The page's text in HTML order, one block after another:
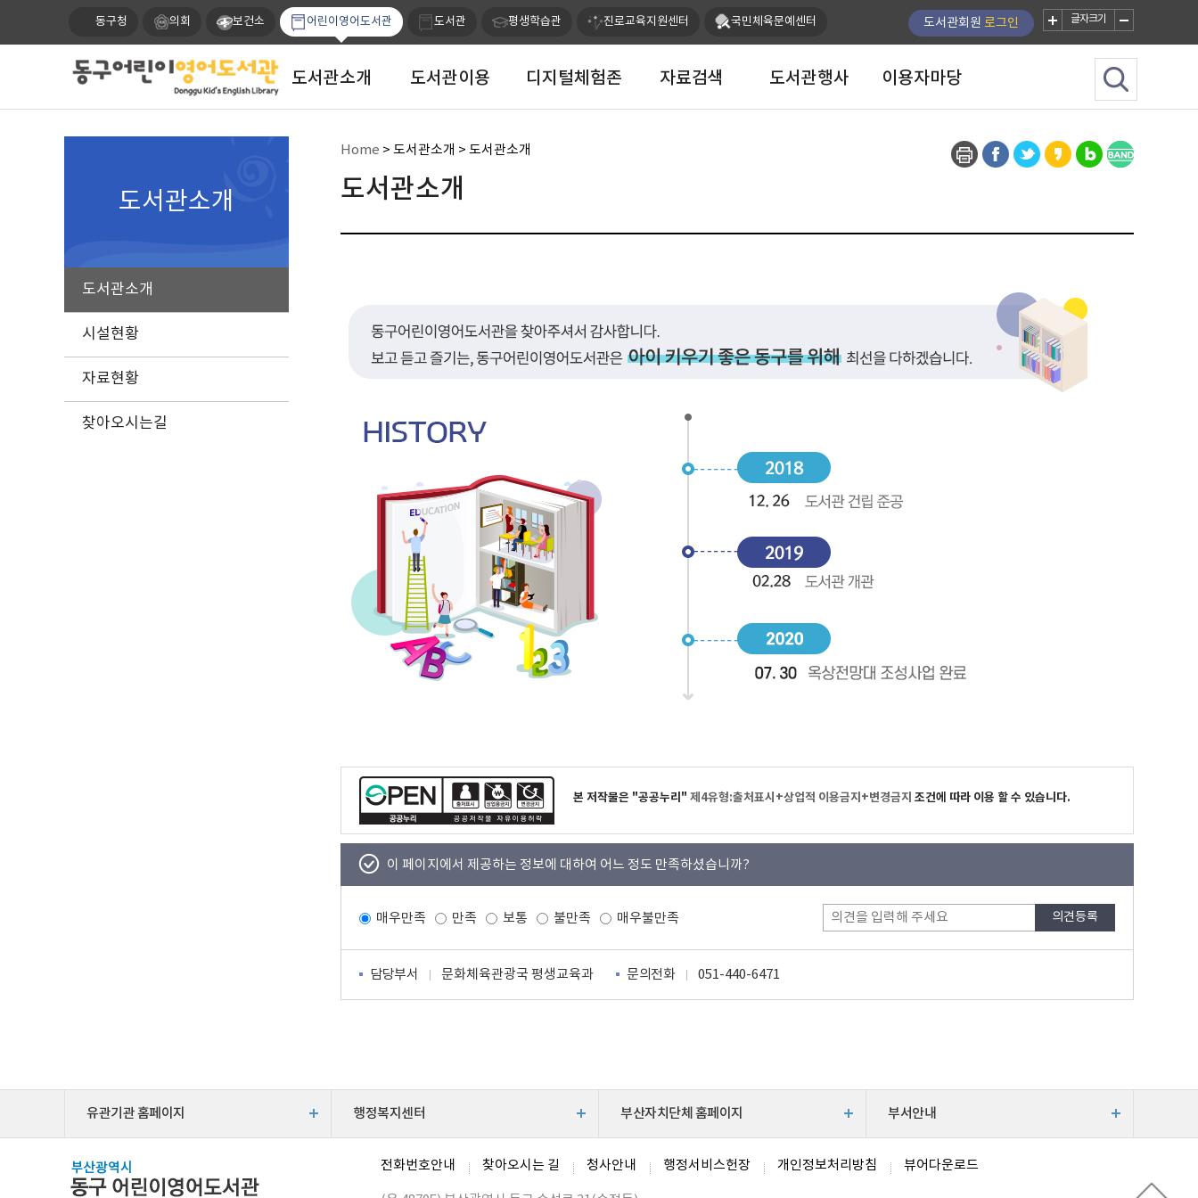
동구청 의회 보건소 어린이영어도서관 도서관 평생학습관 진로교육지원센터 국민체육문예센터 도서관회원 로그인 글자크기
도서관소개 도서관이용 디지털체험존 자료검색 도서관행사 이용자마당
도서관소개
도서관소개
시설현황
자료현황
찾아오시는길
Home > 도서관소개 > 도서관소개
도서관소개
본 저작물은 "공공누리" 제4유형:출처표시+상업적 이용금지+변경금지 조건에 따라 이용 할 수 있습니다.
이 페이지에서 제공하는 정보에 대하여 어느 정도 만족하셨습니까?
매우만족 만족 보통 불만족 매우불만족
담당부서 문화체육관광국 평생교육과 문의전화 051-440-6471
유관기관 홈페이지 행정복지센터 부산자치단체 홈페이지 부서안내
전화번호안내 찾아오시는 길 청사안내 행정서비스헌장 개인정보처리방침 뷰어다운로드